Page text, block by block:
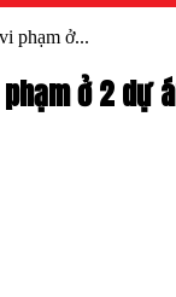
phạm ở...
ở 2 dự